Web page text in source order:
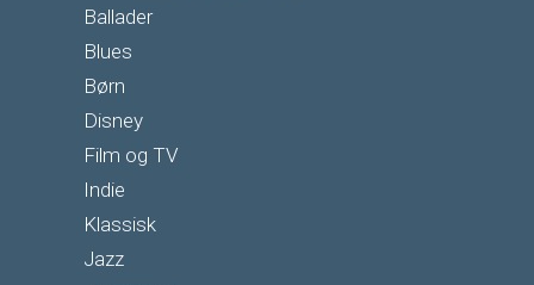
Ballader
Blues
Børn
Disney
Film og TV
Indie
Klassisk
Jazz